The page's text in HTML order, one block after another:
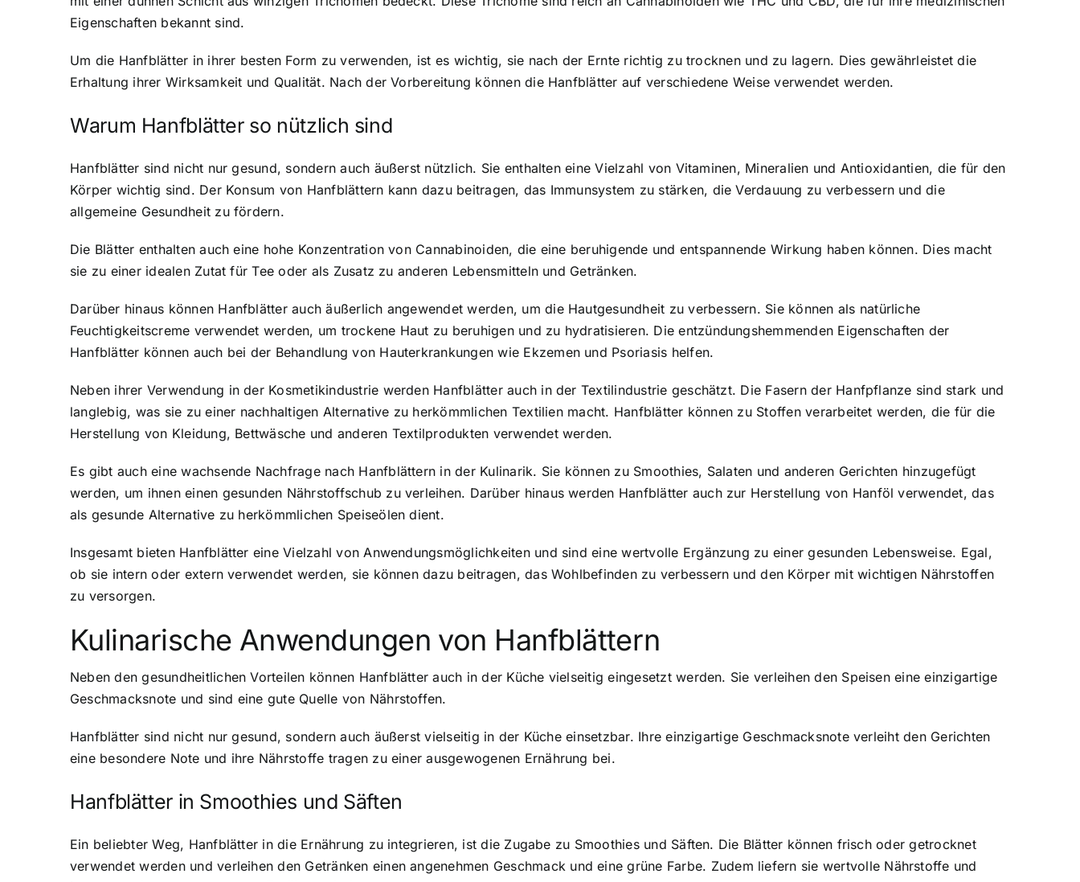
Eigenschaften bekannt sind.
Um die Hanfblätter in ihrer besten Form zu verwenden, ist es wichtig, sie nach der Ernte richtig zu trocknen und zu lagern. Dies gewährleistet die
Erhaltung ihrer Wirksamkeit und Qualität. Nach der Vorbereitung können die Hanfblätter auf verschiedene Weise verwendet werden.
Warum Hanfblätter so nützlich sind
Hanfblätter sind nicht nur gesund, sondern auch äußerst nützlich. Sie enthalten eine Vielzahl von Vitaminen, Mineralien und Antioxidantien, die für den
Körper wichtig sind. Der Konsum von Hanfblättern kann dazu beitragen, das Immunsystem zu stärken, die Verdauung zu verbessern und die
allgemeine Gesundheit zu fördern.
Die Blätter enthalten auch eine hohe Konzentration von Cannabinoiden, die eine beruhigende und entspannende Wirkung haben können. Dies macht
sie zu einer idealen Zutat für Tee oder als Zusatz zu anderen Lebensmitteln und Getränken.
Darüber hinaus können Hanfblätter auch äußerlich angewendet werden, um die Hautgesundheit zu verbessern. Sie können als natürliche
Feuchtigkeitscreme verwendet werden, um trockene Haut zu beruhigen und zu hydratisieren. Die entzündungshemmenden Eigenschaften der
Hanfblätter können auch bei der Behandlung von Hauterkrankungen wie Ekzemen und Psoriasis helfen.
Neben ihrer Verwendung in der Kosmetikindustrie werden Hanfblätter auch in der Textilindustrie geschätzt. Die Fasern der Hanfpflanze sind stark und
langlebig, was sie zu einer nachhaltigen Alternative zu herkömmlichen Textilien macht. Hanfblätter können zu Stoffen verarbeitet werden, die für die
Herstellung von Kleidung, Bettwäsche und anderen Textilprodukten verwendet werden.
Es gibt auch eine wachsende Nachfrage nach Hanfblättern in der Kulinarik. Sie können zu Smoothies, Salaten und anderen Gerichten hinzugefügt
werden, um ihnen einen gesunden Nährstoffschub zu verleihen. Darüber hinaus werden Hanfblätter auch zur Herstellung von Hanföl verwendet, das
als gesunde Alternative zu herkömmlichen Speiseölen dient.
Insgesamt bieten Hanfblätter eine Vielzahl von Anwendungsmöglichkeiten und sind eine wertvolle Ergänzung zu einer gesunden Lebensweise. Egal,
ob sie intern oder extern verwendet werden, sie können dazu beitragen, das Wohlbefinden zu verbessern und den Körper mit wichtigen Nährstoffen
zu versorgen.
Kulinarische Anwendungen von Hanfblättern
Neben den gesundheitlichen Vorteilen können Hanfblätter auch in der Küche vielseitig eingesetzt werden. Sie verleihen den Speisen eine einzigartige
Geschmacksnote und sind eine gute Quelle von Nährstoffen.
Hanfblätter sind nicht nur gesund, sondern auch äußerst vielseitig in der Küche einsetzbar. Ihre einzigartige Geschmacksnote verleiht den Gerichten
eine besondere Note und ihre Nährstoffe tragen zu einer ausgewogenen Ernährung bei.
Hanfblätter in Smoothies und Säften
Ein beliebter Weg, Hanfblätter in die Ernährung zu integrieren, ist die Zugabe zu Smoothies und Säften. Die Blätter können frisch oder getrocknet
verwendet werden und verleihen den Getränken einen angenehmen Geschmack und eine grüne Farbe. Zudem liefern sie wertvolle Nährstoffe und